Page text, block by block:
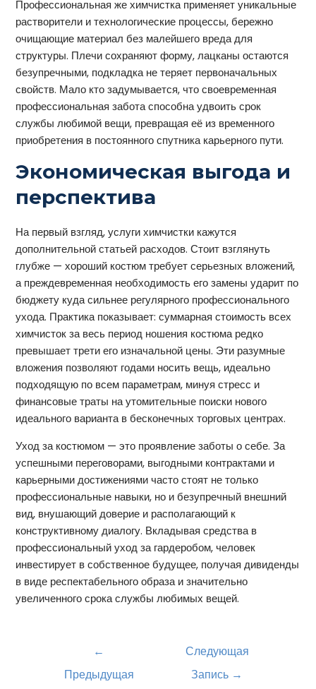
Профессиональная же химчистка применяет уникальные
растворители и технологические процессы, бережно
очищающие материал без малейшего вреда для
структуры. Плечи сохраняют форму, лацканы остаются
безупречными, подкладка не теряет первоначальных
свойств. Мало кто задумывается, что своевременная
профессиональная забота способна удвоить срок
службы любимой вещи, превращая её из временного
приобретения в постоянного спутника карьерного пути.
Экономическая выгода и
перспектива
На первый взгляд, услуги химчистки кажутся
дополнительной статьей расходов. Стоит взглянуть
глубже — хороший костюм требует серьезных вложений,
а преждевременная необходимость его замены ударит по
бюджету куда сильнее регулярного профессионального
ухода. Практика показывает: суммарная стоимость всех
химчисток за весь период ношения костюма редко
превышает трети его изначальной цены. Эти разумные
вложения позволяют годами носить вещь, идеально
подходящую по всем параметрам, минуя стресс и
финансовые траты на утомительные поиски нового
идеального варианта в бесконечных торговых центрах.
Уход за костюмом — это проявление заботы о себе. За
успешными переговорами, выгодными контрактами и
карьерными достижениями часто стоят не только
профессиональные навыки, но и безупречный внешний
вид, внушающий доверие и располагающий к
конструктивному диалогу. Вкладывая средства в
профессиональный уход за гардеробом, человек
инвестирует в собственное будущее, получая дивиденды
в виде респектабельного образа и значительно
увеличенного срока службы любимых вещей.
записям
←
Предыдущая
Следующая
Запись →